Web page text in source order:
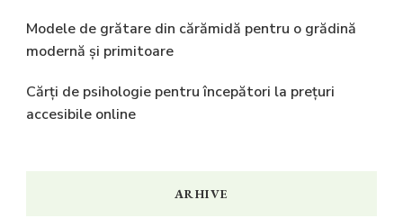
Modele de grătare din cărămidă pentru o grădină
modernă și primitoare
Cărți de psihologie pentru începători la prețuri
accesibile online
ARHIVE